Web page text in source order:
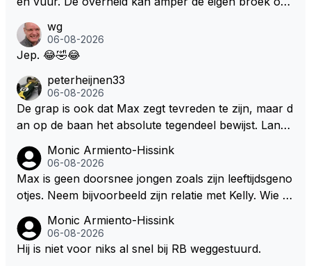
s. Je kunt de Staat het best vergelijken met de sherif
f van Nottinghem (Robin Hood) welk achter de bom
m/haar van zijn laatste zuurverdiende stuiver te ber
oven. De Staat heeft nooit ooit maar een stuiver in Z
andvoort willen investeren en dat zal ook nooit gebe
uren. Afdragen van BTW gelden en vergunningen bi
j dergelijke sportievefestiviteiten MOET je dan weer
wel afstaan, de parasiet.
wg
06-08-2026
Jep. 😂🤣😂
peterheijnen33
06-08-2026
De grap is ook dat Max zegt tevreden te zijn, maar d
an op de baan het absolute tegendeel bewijst. Lando
dan eigenlijk niet echt zien. ;)
Monic Armiento-Hissink
06-08-2026
Max is geen doorsnee jongen zoals zijn leeftijdsgeno
otjes. Neem bijvoorbeeld zijn relatie met Kelly. Wie g
artjes ouder is en al een kleine heeft van een voorm
alig RB-lid op de leeftijd van 23 jaar? Hij doet dingen
Monic Armiento-Hissink
06-08-2026
Hij is niet voor niks al snel bij RB weggestuurd.